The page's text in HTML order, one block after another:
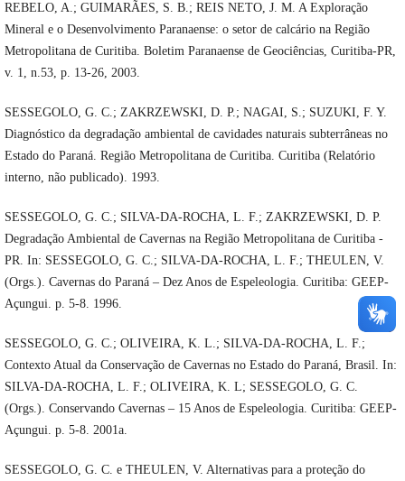
REBELO, A.; GUIMARÃES, S. B.; REIS NETO, J. M. A Exploração
Mineral e o Desenvolvimento Paranaense: o setor de calcário na Região
Metropolitana de Curitiba. Boletim Paranaense de Geociências, Curitiba-PR,
v. 1, n.53, p. 13-26, 2003.
SESSEGOLO, G. C.; ZAKRZEWSKI, D. P.; NAGAI, S.; SUZUKI, F. Y.
Diagnóstico da degradação ambiental de cavidades naturais subterrâneas no
Estado do Paraná. Região Metropolitana de Curitiba. Curitiba (Relatório
interno, não publicado). 1993.
SESSEGOLO, G. C.; SILVA-DA-ROCHA, L. F.; ZAKRZEWSKI, D. P.
Degradação Ambiental de Cavernas na Região Metropolitana de Curitiba -
PR. In: SESSEGOLO, G. C.; SILVA-DA-ROCHA, L. F.; THEULEN, V.
(Orgs.). Cavernas do Paraná – Dez Anos de Espeleologia. Curitiba: GEEP-
Açungui. p. 5-8. 1996.
SESSEGOLO, G. C.; OLIVEIRA, K. L.; SILVA-DA-ROCHA, L. F.;
Contexto Atual da Conservação de Cavernas no Estado do Paraná, Brasil. In:
SILVA-DA-ROCHA, L. F.; OLIVEIRA, K. L; SESSEGOLO, G. C.
(Orgs.). Conservando Cavernas – 15 Anos de Espeleologia. Curitiba: GEEP-
Açungui. p. 5-8. 2001a.
SESSEGOLO, G. C. e THEULEN, V. Alternativas para a proteção do